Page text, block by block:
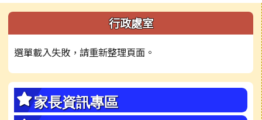
左邊區域內容 行政處室
選單載入失敗，請重新整理頁面。
家長資訊專區